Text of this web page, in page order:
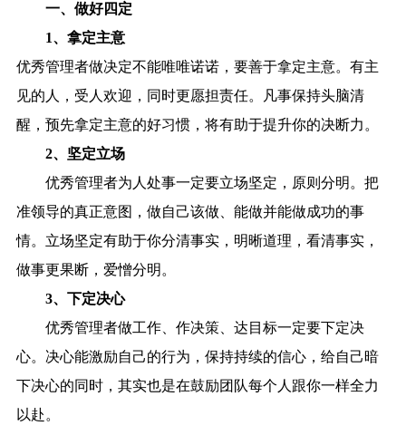
一、做好四定
1、拿定主意
优秀管理者做决定不能唯唯诺诺，要善于拿定主意。有主
见的人，受人欢迎，同时更愿担责任。凡事保持头脑清
醒，预先拿定主意的好习惯，将有助于提升你的决断力。
2、坚定立场
优秀管理者为人处事一定要立场坚定，原则分明。把
准领导的真正意图，做自己该做、能做并能做成功的事
情。立场坚定有助于你分清事实，明晰道理，看清事实，
做事更果断，爱憎分明。
3、下定决心
优秀管理者做工作、作决策、达目标一定要下定决
心。决心能激励自己的行为，保持持续的信心，给自己暗
下决心的同时，其实也是在鼓励团队每个人跟你一样全力
以赴。